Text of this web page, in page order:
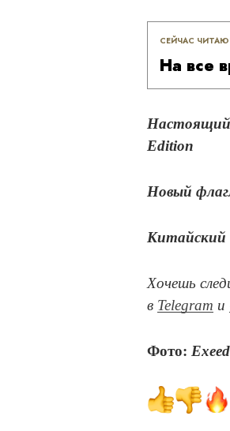
СЕЙЧАС
На все
Настоящий
Edition
Новый
Китайский
Хочешь
в Telegram и
Фото: Exeed